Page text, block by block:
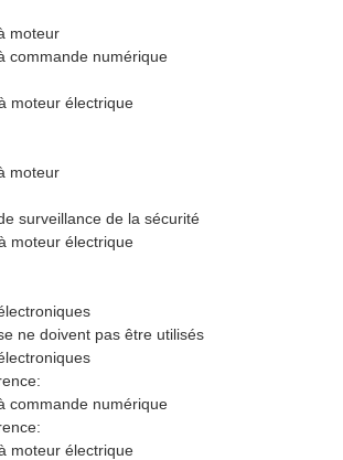
moteur
commande numérique
moteur électrique
moteur
surveillance de la sécurité
moteur électrique
ne doivent pas être utilisés
commande numérique
moteur électrique